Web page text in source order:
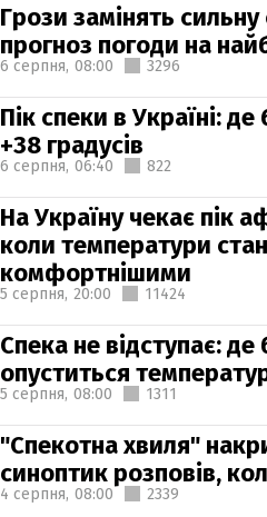
Грози замінять
прогноз погоди на
6 серпня, 08:00 3296
Пік спеки в Україні:
+38 градусів
6 серпня, 06:40 822
На Україну чекає пік
коли температури
комфортнішими
5 серпня, 20:00 11424
Спека не відступає:
опуститься
5 серпня, 08:00 1311
"Спекотна хвиля"
синоптик розповів,
4 серпня, 08:00 2339